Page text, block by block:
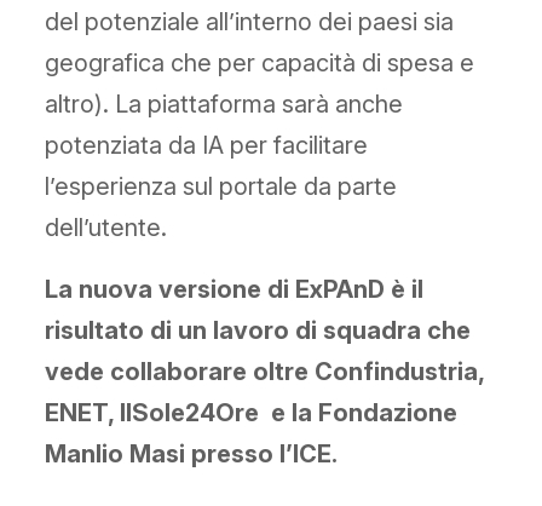
del potenziale all’interno dei paesi sia
geografica che per capacità di spesa e
altro). La piattaforma sarà anche
potenziata da IA per facilitare
l’esperienza sul portale da parte
dell’utente.
La nuova versione di ExPAnD è il
risultato di un lavoro di squadra che
vede collaborare oltre Confindustria,
ENET, IlSole24Ore e la Fondazione
Manlio Masi presso l’ICE.